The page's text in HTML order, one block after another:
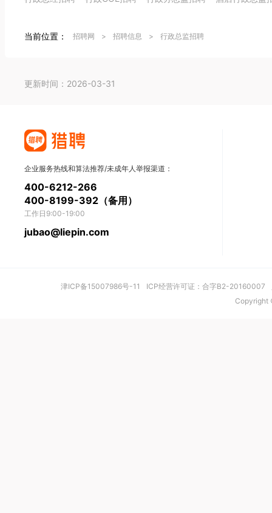
当前位置： 招聘网 > 招聘信息 > 行政总监招聘
更新时间：2026-03-31